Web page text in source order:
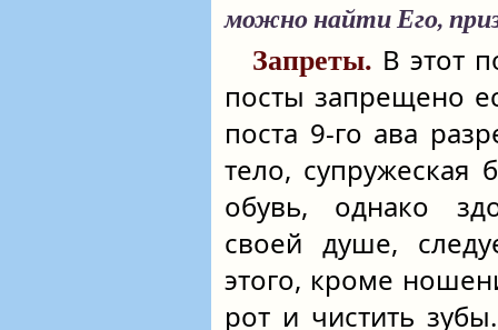
можно найти Его,
Запреты. В этот
посты запрещено
поста 9‑го ава
тело, супружеская
обувь, однако
своей душе,
этого, кроме
рот и чистить